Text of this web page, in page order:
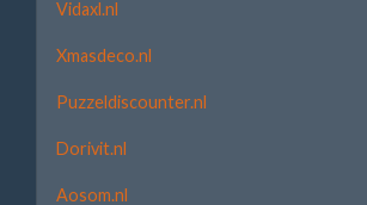
Vidaxl.nl
Xmasdeco.nl
Puzzeldiscounter.nl
Dorivit.nl
Aosom.nl